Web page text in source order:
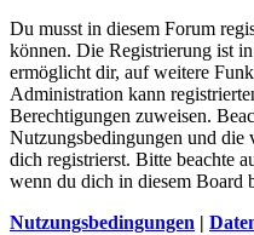
Du musst in diesem Forum
können. Die Registrierung ist
ermöglicht dir, auf weitere
Administration kann
Berechtigungen zuweisen.
Nutzungsbedingungen und die
dich registrierst. Bitte beachte
wenn du dich in diesem Board
Nutzungsbedingungen |